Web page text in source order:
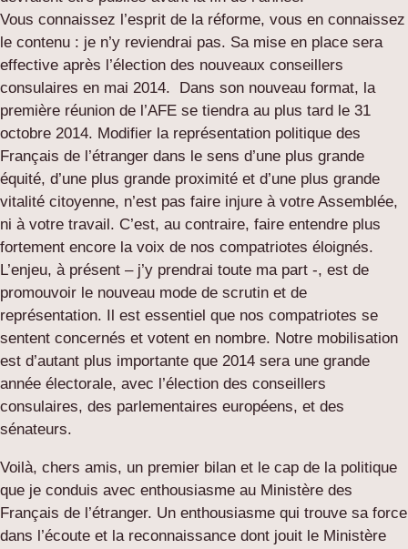
Vous connaissez l’esprit de la réforme, vous en connaissez
le contenu : je n’y reviendrai pas. Sa mise en place sera
effective après l’élection des nouveaux conseillers
consulaires en mai 2014. Dans son nouveau format, la
première réunion de l’AFE se tiendra au plus tard le 31
octobre 2014. Modifier la représentation politique des
Français de l’étranger dans le sens d’une plus grande
équité, d’une plus grande proximité et d’une plus grande
vitalité citoyenne, n’est pas faire injure à votre Assemblée,
ni à votre travail. C’est, au contraire, faire entendre plus
fortement encore la voix de nos compatriotes éloignés.
L’enjeu, à présent – j’y prendrai toute ma part -, est de
promouvoir le nouveau mode de scrutin et de
représentation. Il est essentiel que nos compatriotes se
sentent concernés et votent en nombre. Notre mobilisation
est d’autant plus importante que 2014 sera une grande
année électorale, avec l’élection des conseillers
consulaires, des parlementaires européens, et des
sénateurs.
Voilà, chers amis, un premier bilan et le cap de la politique
que je conduis avec enthousiasme au Ministère des
Français de l’étranger. Un enthousiasme qui trouve sa force
dans l’écoute et la reconnaissance dont jouit le Ministère